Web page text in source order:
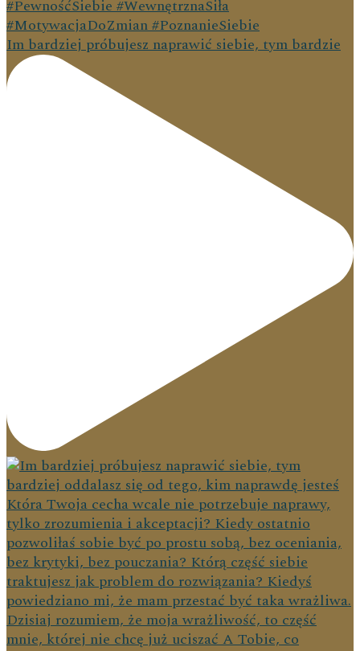
Im bardziej próbujesz naprawić siebie, tym bardzie